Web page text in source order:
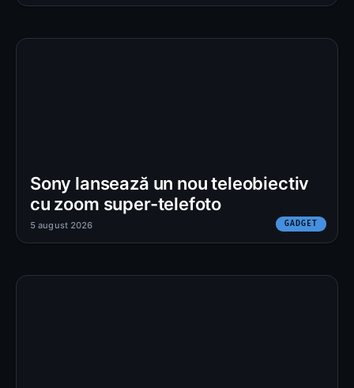
Sony lansează un nou teleobiectiv
cu zoom super-telefoto
GADGET
5 august 2026